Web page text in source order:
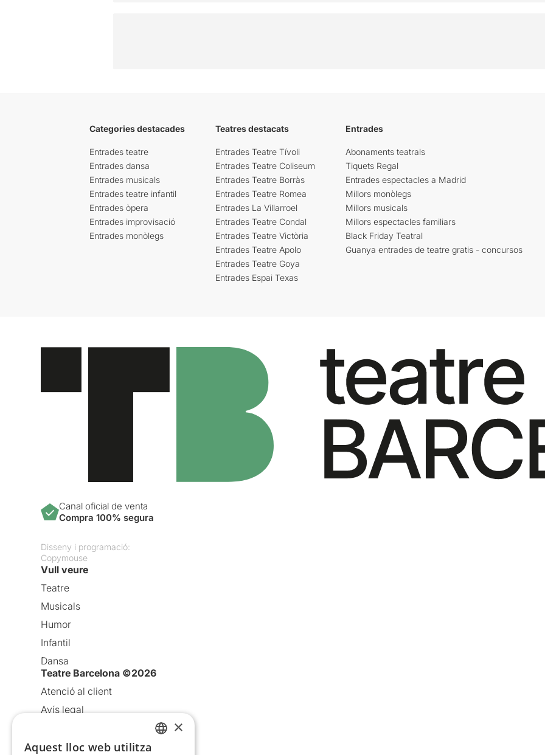
Categories destacades
Entrades teatre
Entrades dansa
Entrades musicals
Entrades teatre infantil
Entrades òpera
Entrades improvisació
Entrades monòlegs
Teatres destacats
Entrades Teatre Tívoli
Entrades Teatre Coliseum
Entrades Teatre Borràs
Entrades Teatre Romea
Entrades La Villarroel
Entrades Teatre Condal
Entrades Teatre Victòria
Entrades Teatre Apolo
Entrades Teatre Goya
Entrades Espai Texas
Entrades
Abonaments teatrals
Tiquets Regal
Entrades espectacles a Madrid
Millors monòlegs
Millors musicals
Millors espectacles familiars
Black Friday Teatral
Guanya entrades de teatre gratis - concursos
Canal oficial de venta
Compra 100% segura
Disseny i programació:
Copymouse
Vull veure
Teatre
Musicals
Humor
Infantil
Dansa
Teatre Barcelona ©2026
Atenció al client
Avís legal
Política de cookies
×
Aquest lloc web utilitza